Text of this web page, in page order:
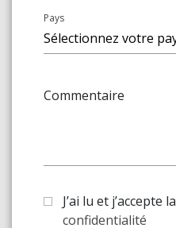
Pays
Commentaire
J’ai lu et j’accepte la
confidentialité